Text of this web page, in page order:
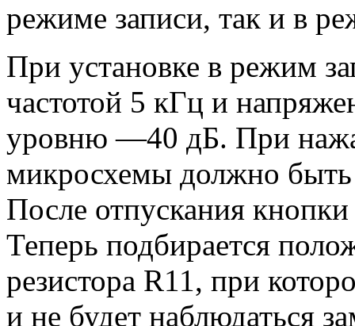
режиме записи, так и в
При установке в режим
частотой 5 кГц и
уровню —40 дБ. При
микросхемы должно
После отпускания кнопки
Теперь подбирается
резистора R11, при
и не будет наблюдаться